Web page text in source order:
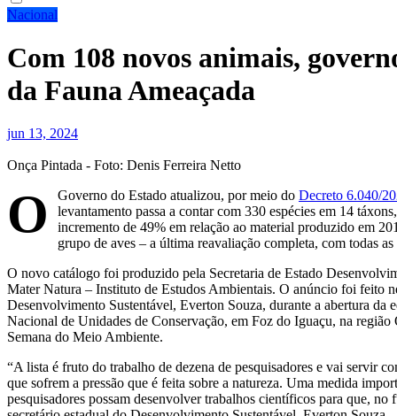
Nacional
Com 108 novos animais,
da Fauna Ameaçada
jun 13, 2024
Onça Pintada - Foto: Denis Ferreira Netto
O Governo do Estado atualizou, por meio do Decreto 6.040/
levantamento passa a contar com 330 espécies em 14
incremento de 49% em relação ao material produzido em
grupo de aves – a última reavaliação completa, com todas
O novo catálogo foi produzido pela Secretaria de Estado
Mater Natura – Instituto de Estudos Ambientais. O anúncio foi feito
Desenvolvimento Sustentável, Everton Souza, durante a abertura da
Nacional de Unidades de Conservação, em Foz do Iguaçu, na
Semana do Meio Ambiente.
“A lista é fruto do trabalho de dezena de pesquisadores e vai servir
que sofrem a pressão que é feita sobre a natureza. Uma medida
pesquisadores possam desenvolver trabalhos científicos para que,